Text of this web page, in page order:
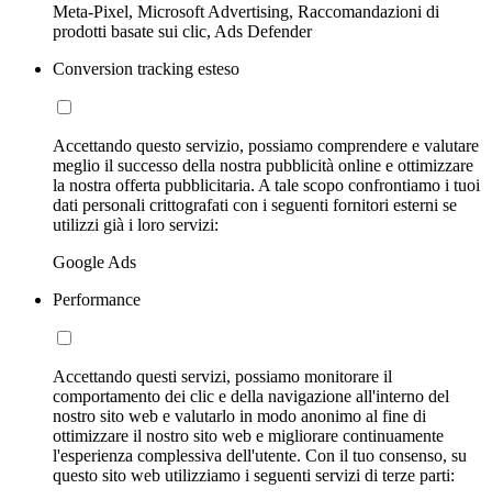
Meta-Pixel, Microsoft Advertising, Raccomandazioni di
prodotti basate sui clic, Ads Defender
Conversion tracking esteso
Accettando questo servizio, possiamo comprendere e valutare
meglio il successo della nostra pubblicità online e ottimizzare
la nostra offerta pubblicitaria. A tale scopo confrontiamo i tuoi
dati personali crittografati con i seguenti fornitori esterni se
utilizzi già i loro servizi:
Google Ads
Performance
Accettando questi servizi, possiamo monitorare il
comportamento dei clic e della navigazione all'interno del
nostro sito web e valutarlo in modo anonimo al fine di
ottimizzare il nostro sito web e migliorare continuamente
l'esperienza complessiva dell'utente. Con il tuo consenso, su
questo sito web utilizziamo i seguenti servizi di terze parti: